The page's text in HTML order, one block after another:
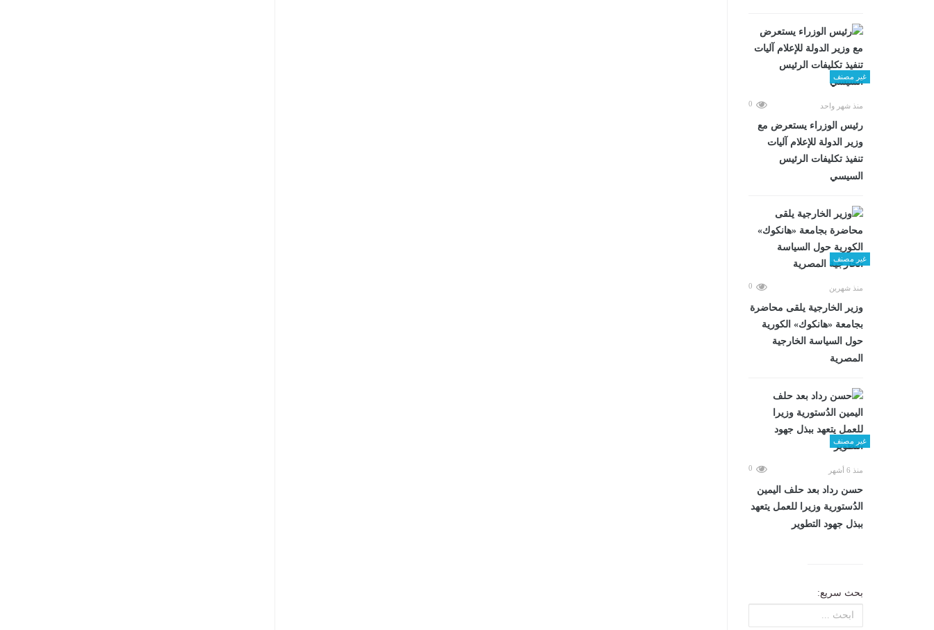
غير مصنف
منذ شهر واحد 0
رئيس الوزراء يستعرض مع
وزير الدولة للإعلام آليات
تنفيذ تكليفات الرئيس
السيسي
غير مصنف
منذ شهرين 0
وزير الخارجية يلقى محاضرة
بجامعة «هانكوك» الكورية
حول السياسة الخارجية
المصرية
غير مصنف
منذ 6 أشهر 0
حسن رداد بعد حلف اليمين
الدُستورية وزيرا للعمل يتعهد
ببذل جهود التطوير
بحث سريع: